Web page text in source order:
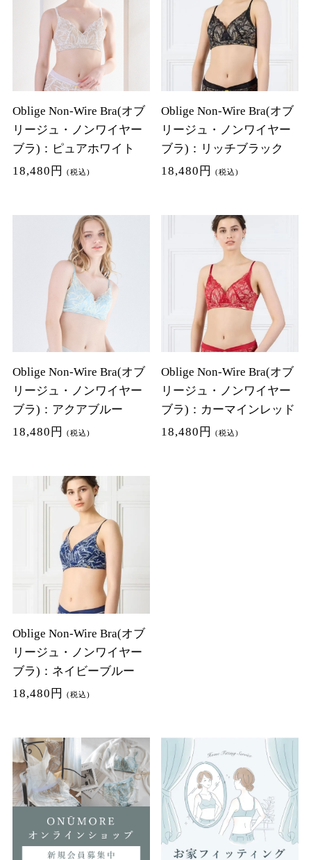
Oblige Non-Wire Bra(オブ
リージュ・ノンワイヤー
ブラ)：ピュアホワイト
18,480円
(税込)
Oblige Non-Wire Bra(オブ
リージュ・ノンワイヤー
ブラ)：リッチブラック
18,480円
(税込)
Oblige Non-Wire Bra(オブ
リージュ・ノンワイヤー
ブラ)：アクアブルー
18,480円
(税込)
Oblige Non-Wire Bra(オブ
リージュ・ノンワイヤー
ブラ)：カーマインレッド
18,480円
(税込)
Oblige Non-Wire Bra(オブ
リージュ・ノンワイヤー
ブラ)：ネイビーブルー
18,480円
(税込)